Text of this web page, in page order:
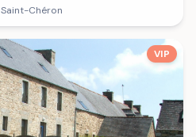
Saint-Chéron
VIP